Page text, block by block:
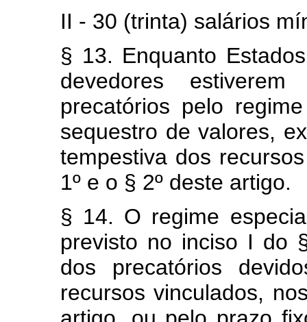
II - 30 (trinta) salários
§ 13. Enquanto
devedores
precatórios pelo
sequestro de valores,
tempestiva dos
1º e o § 2º deste artigo.
§ 14. O regime
previsto no inciso I do
dos precatórios
recursos vinculados,